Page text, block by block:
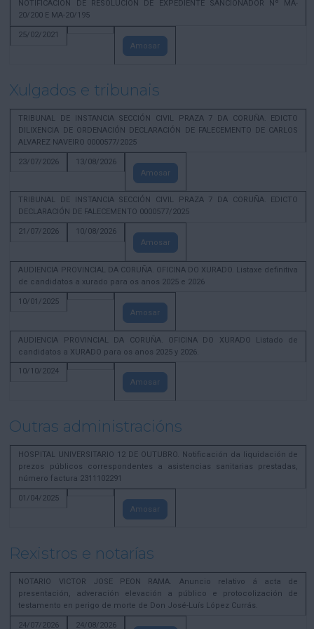
NOTIFICACION DE RESOLUCION DE EXPEDIENTE SANCIONADOR Nº MA-
20/200 E MA-20/195
25/02/2021
Amosar
Xulgados e tribunais
TRIBUNAL DE INSTANCIA SECCIÓN CIVIL PRAZA 7 DA CORUÑA. EDICTO
DILIXENCIA DE ORDENACIÓN DECLARACIÓN DE FALECEMENTO DE CARLOS
ALVAREZ NAVEIRO 0000577/2025
23/07/2026
13/08/2026
Amosar
TRIBUNAL DE INSTANCIA SECCIÓN CIVIL PRAZA 7 DA CORUÑA. EDICTO
DECLARACIÓN DE FALECEMENTO 0000577/2025
21/07/2026
10/08/2026
Amosar
AUDIENCIA PROVINCIAL DA CORUÑA. OFICINA DO XURADO. Listaxe definitiva
de candidatos a xurado para os anos 2025 e 2026
10/01/2025
Amosar
AUDIENCIA PROVINCIAL DA CORUÑA. OFICINA DO XURADO Listado de
candidatos a XURADO para os anos 2025 y 2026.
10/10/2024
Amosar
Outras administracións
HOSPITAL UNIVERSITARIO 12 DE OUTUBRO. Notificación da liquidación de
prezos públicos correspondentes a asistencias sanitarias prestadas,
número factura 2311102291
01/04/2025
Amosar
Rexistros e notarías
NOTARIO VICTOR JOSE PEON RAMA. Anuncio relativo á acta de
presentación, adveración elevación a público e protocolización de
testamento en perigo de morte de Don José-Luís López Currás.
24/07/2026
24/08/2026